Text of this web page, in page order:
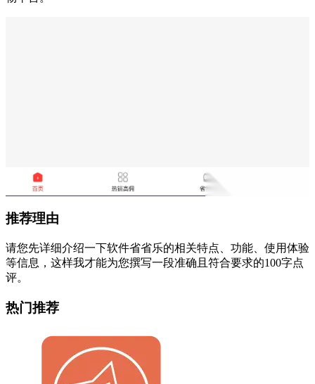
推荐理由
请您先详细介绍一下软件省省乐的相关特点、功能、使用体验
等信息，这样我才能为您撰写一段准确且符合要求的100字点
评。
热门推荐